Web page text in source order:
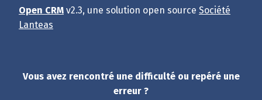
Open CRM v2.3, une solution open source Société
Lanteas
Vous avez rencontré une difficulté ou repéré une
erreur ?